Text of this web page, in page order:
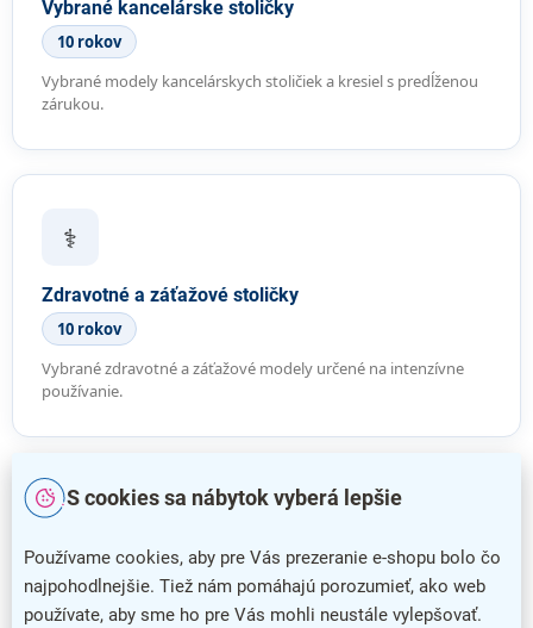
S cookies sa nábytok vyberá lepšie
Používame cookies, aby pre Vás prezeranie e-shopu bolo čo
najpohodlnejšie. Tiež nám pomáhajú porozumieť, ako web
používate, aby sme ho pre Vás mohli neustále vylepšovať.
Vybrané kancelárske stoličky
10 rokov
Vybrané modely kancelárskych stoličiek a kresiel s predĺženou
zárukou.
⚕️
Zdravotné a záťažové stoličky
10 rokov
Vybrané zdravotné a záťažové modely určené na intenzívne
používanie.
🏠
Ostatný sortiment e-shopu
5 rokov